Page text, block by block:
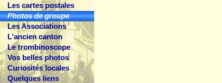
Les cartes postales
Photos de groupe
Les Associations
L'ancien canton
Le trombinoscope
Vos belles photos
Curiosités locales
Quelques liens